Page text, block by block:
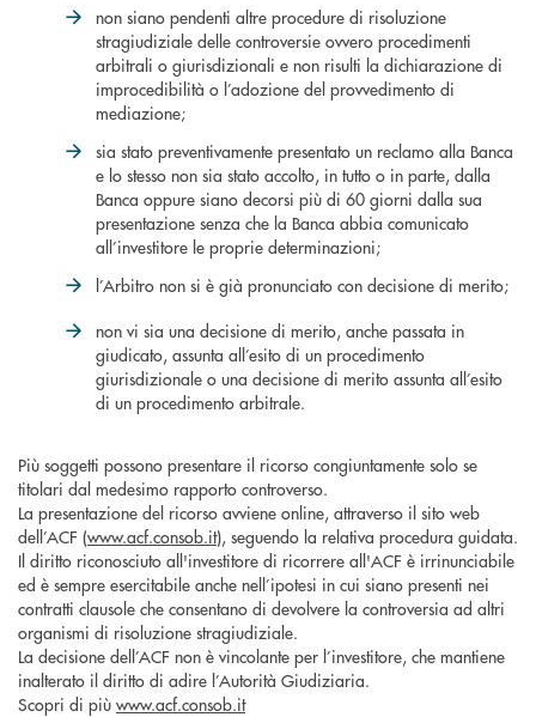
non siano pendenti altre procedure di risoluzione
stragiudiziale delle controversie ovvero procedimenti
arbitrali o giurisdizionali e non risulti la dichiarazione di
improcedibilità o l’adozione del provvedimento di
mediazione;
sia stato preventivamente presentato un reclamo alla Banca
e lo stesso non sia stato accolto, in tutto o in parte, dalla
Banca oppure siano decorsi più di 60 giorni dalla sua
presentazione senza che la Banca abbia comunicato
all’investitore le proprie determinazioni;
l’Arbitro non si è già pronunciato con decisione di merito;
non vi sia una decisione di merito, anche passata in
giudicato, assunta all’esito di un procedimento
giurisdizionale o una decisione di merito assunta all’esito
di un procedimento arbitrale.
Più soggetti possono presentare il ricorso congiuntamente solo se
titolari dal medesimo rapporto controverso.
La presentazione del ricorso avviene online, attraverso il sito web
dell’ACF (www.acf.consob.it), seguendo la relativa procedura guidata.
Il diritto riconosciuto all'investitore di ricorrere all'ACF è irrinunciabile
ed è sempre esercitabile anche nell’ipotesi in cui siano presenti nei
contratti clausole che consentano di devolvere la controversia ad altri
organismi di risoluzione stragiudiziale.
La decisione dell’ACF non è vincolante per l’investitore, che mantiene
inalterato il diritto di adire l’Autorità Giudiziaria.
Scopri di più www.acf.consob.it